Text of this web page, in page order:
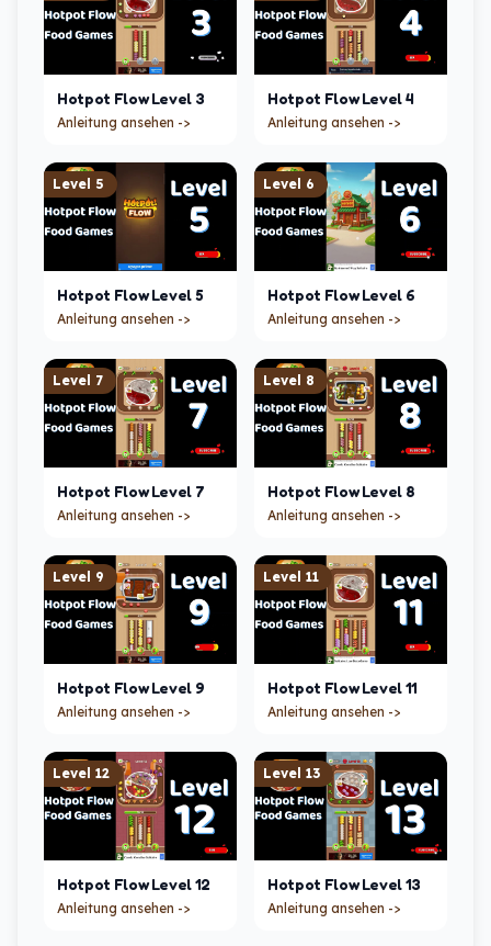
Hotpot Flow Level 3
Anleitung ansehen ->
Hotpot Flow Level4
Anleitung ansehen ->
Level 5
Hotpot Flow Level5
Anleitung ansehen ->
Level 6
Hotpot Flow Level 6
Anleitung ansehen ->
Level 7
Hotpot Flow Level 7
Anleitung ansehen ->
Level 8
Hotpot Flow Level 8
Anleitung ansehen ->
Level 9
Hotpot Flow Level 9
Anleitung ansehen ->
Level 11
Hotpot Flow Level11
Anleitung ansehen ->
Level 12
Hotpot Flow Level12
Anleitung ansehen ->
Level 13
Hotpot Flow Level13
Anleitung ansehen ->